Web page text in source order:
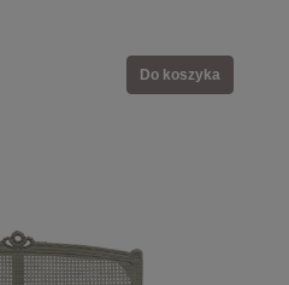
Do koszyka